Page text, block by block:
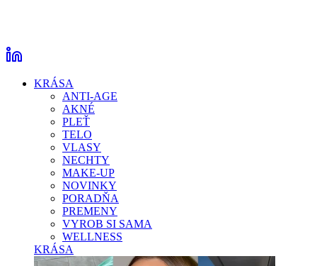
KRÁSA
ANTI-AGE
AKNÉ
PLEŤ
TELO
VLASY
NECHTY
MAKE-UP
NOVINKY
PORADŇA
PREMENY
VYROB SI SAMA
WELLNESS
KRÁSA